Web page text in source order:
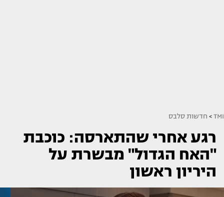
TMI
> חדשות סלבס
רגע אחרי שהתארסה: כוכבת
"האח הגדול" מבשרת על
היריון ראשון